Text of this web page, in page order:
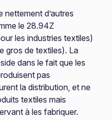
nettement d’autres
le 28.94Z
les industries textiles)
gros de textiles). La
dans le fait que les
pas
la distribution, et ne
textiles mais
à les fabriquer.